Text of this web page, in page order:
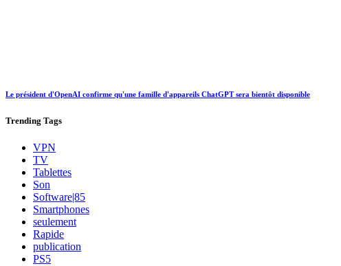
Le président d'OpenAI confirme qu'une famille d'appareils ChatGPT sera bientôt disponible
Trending Tags
VPN
TV
Tablettes
Son
Software|85
Smartphones
seulement
Rapide
publication
PS5